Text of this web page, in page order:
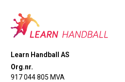
Learn Handball AS
Org.nr.
917 044 805 MVA